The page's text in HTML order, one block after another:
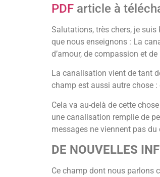
PDF article à
Salutations, très chers, je
que nous enseignons : La
d’amour, de compassion et
La canalisation vient de tant
champ est aussi autre chose
Cela va au-delà de cette
une canalisation remplie de
messages ne viennent pas du
DE NOUVELLES
Ce champ dont nous parlons